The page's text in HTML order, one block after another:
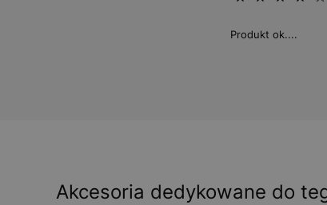
Produkt ok....
Akcesoria dedykowane do